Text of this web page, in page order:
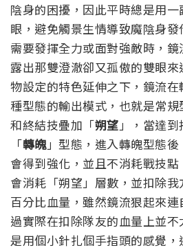
陰身的困擾，因此平時總是用
眼，避免觸景生情導致魔陰身
需要發揮全力或面對強敵時，鏡
露出那雙澄澈卻又孤傲的雙眼
物設定的特色延伸之下，鏡流
種型態的輸出模式，也就是常
和終結技疊加「朔望」，當達
「轉魄」型態，進入轉魄型態
會得到強化，並且不消耗戰技
會消耗「朔望」層數，並扣除
百分比血量，雖然鏡流狠起來
過實際在扣除隊友的血量上並
是用個小針扎個手指頭的感覺